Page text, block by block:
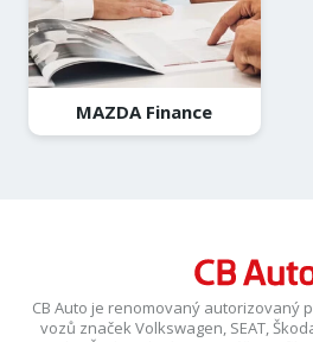
MAZDA Finance
CB Auto je renomovaný autorizovaný
vozů značek Volkswagen, SEAT,